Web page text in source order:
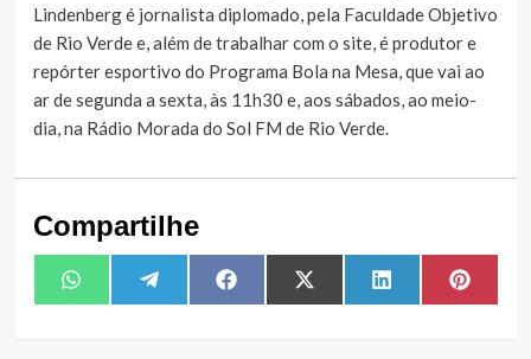
Lindenberg é jornalista diplomado, pela Faculdade Objetivo
de Rio Verde e, além de trabalhar com o site, é produtor e
repórter esportivo do Programa Bola na Mesa, que vai ao
ar de segunda a sexta, às 11h30 e, aos sábados, ao meio-
dia, na Rádio Morada do Sol FM de Rio Verde.
Compartilhe
Share
on
WhatsAppShare
on
TelegramShare
on
FacebookShare
on
X
(Twitter)
Share
on
LinkedIn Share
on